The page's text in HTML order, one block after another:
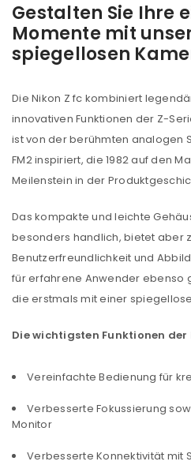
Gestalten Sie Ihre
Momente mit
spiegellosen
Die Nikon Z fc kombiniert
innovativen Funktionen der Z-
ist von der berühmten analogen
FM2 inspiriert, die 1982 auf den
Meilenstein in der
Das kompakte und leichte
besonders handlich, bietet aber
Benutzerfreundlichkeit und
für erfahrene Anwender ebenso
die erstmals mit einer
Die wichtigsten Funktionen der
Vereinfachte Bedienung für
Verbesserte Fokussierung
Monitor
Verbesserte Konnektivität mit